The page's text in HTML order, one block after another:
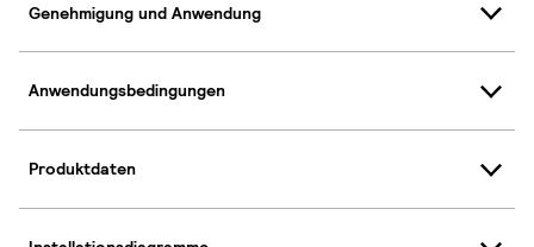
Genehmigung und Anwendung
Anwendungsbedingungen
Produktdaten